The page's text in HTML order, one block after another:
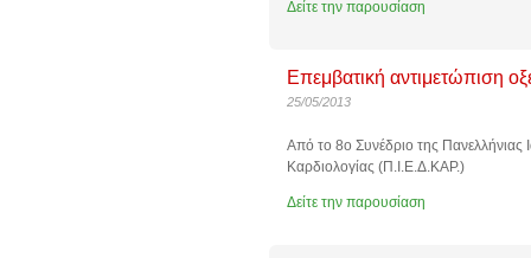
Δείτε την παρουσίαση
Επεμβατική αντιμετώπιση
25/05/2013
Από το 8ο Συνέδριο της Πανελλήνιας
Καρδιολογίας (Π.Ι.Ε.Δ.ΚΑΡ.)
Δείτε την παρουσίαση